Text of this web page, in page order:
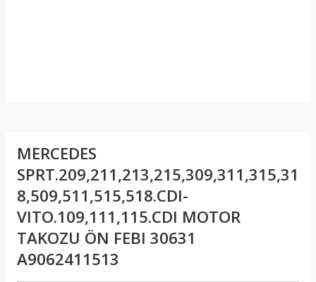
MERCEDES
SPRT.209,211,213,215,309,311,315,31
8,509,511,515,518.CDI-
VITO.109,111,115.CDI MOTOR
TAKOZU ÖN FEBI 30631
A9062411513